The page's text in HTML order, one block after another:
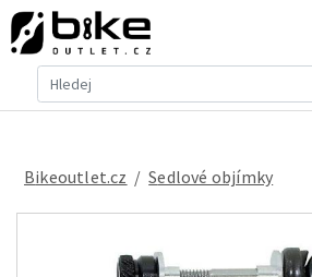
Bikeoutlet.cz / sedlové objímky